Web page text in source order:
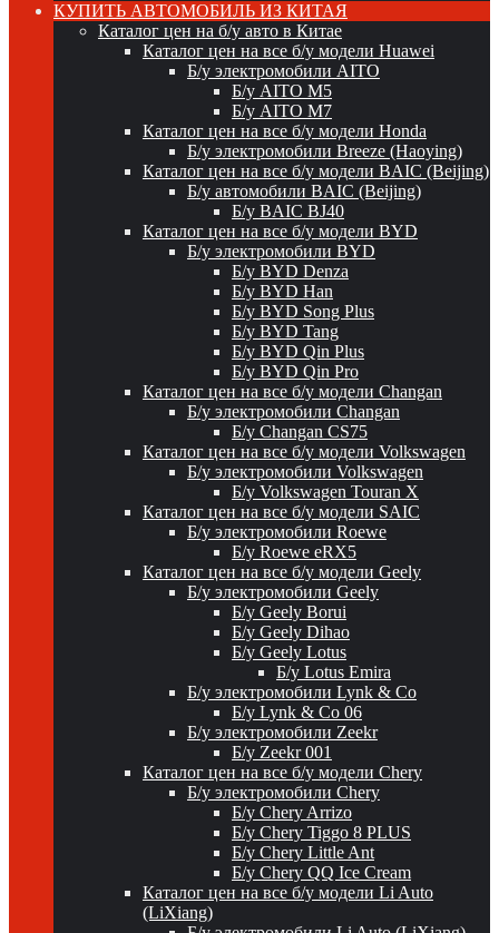
КУПИТЬ АВТОМОБИЛЬ ИЗ КИТАЯ
Каталог цен на б/у авто в Китае
Каталог цен на все б/у модели Huawei
Б/у электромобили AITO
Б/у AITO M5
Б/у AITO M7
Каталог цен на все б/у модели Honda
Б/у электромобили Breeze (Haoying)
Каталог цен на все б/у модели BAIC (Beijing)
Б/у автомобили BAIC (Beijing)
Б/у BAIC BJ40
Каталог цен на все б/у модели BYD
Б/у электромобили BYD
Б/у BYD Denza
Б/у BYD Han
Б/у BYD Song Plus
Б/у BYD Tang
Б/у BYD Qin Plus
Б/у BYD Qin Pro
Каталог цен на все б/у модели Changan
Б/у электромобили Changan
Б/у Changan CS75
Каталог цен на все б/у модели Volkswagen
Б/у электромобили Volkswagen
Б/у Volkswagen Touran X
Каталог цен на все б/у модели SAIC
Б/у электромобили Roewe
Б/у Roewe eRX5
Каталог цен на все б/у модели Geely
Б/у электромобили Geely
Б/у Geely Borui
Б/у Geely Dihao
Б/у Geely Lotus
Б/у Lotus Emira
Б/у электромобили Lynk & Co
Б/у Lynk & Co 06
Б/у электромобили Zeekr
Б/у Zeekr 001
Каталог цен на все б/у модели Chery
Б/у электромобили Chery
Б/у Chery Arrizo
Б/у Chery Tiggo 8 PLUS
Б/у Chery Little Ant
Б/у Chery QQ Ice Cream
Каталог цен на все б/у модели Li Auto
(LiXiang)